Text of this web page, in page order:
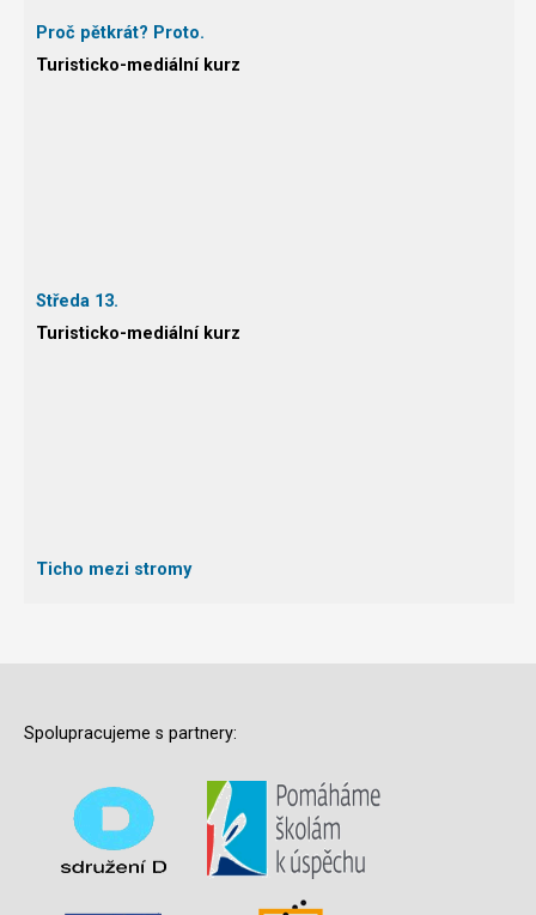
Proč pětkrát? Proto.
Turisticko-mediální kurz
Středa 13.
Turisticko-mediální kurz
Ticho mezi stromy
Spolupracujeme s partnery: